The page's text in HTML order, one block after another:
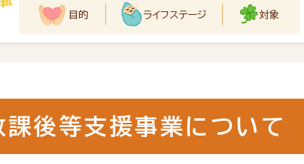
目的 ライフステージ 対象
後等支援事業について